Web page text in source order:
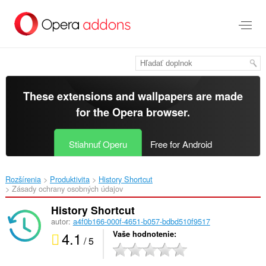
hlavný
These extensions and wallpapers are made
for theOpera browser.
Stiahnuť Operu Free for Android
Rozšírenia Produktivita
History Shortcut‎
Zásady ochrany osobných údajov
History Shortcut
autor: a4f0b166-000f-4651-b057-bdbd510f9517
4.1 / 5 Vaše hodnotenie